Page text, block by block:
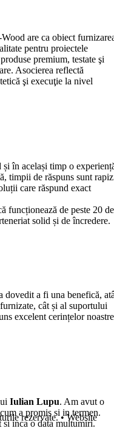
are ca obiect
pentru proiectele
premium, testate şi
Asocierea reflectă
şi execuţie la nivel
în același timp o
timpii de răspuns sunt
care răspund exact
funcționează de peste 20 de
solid și de încredere.
dovedit a fi una benefică,
cât și al suportului
excelent cerințelor noastre
Iulian Lupu. Am avut o
a promis si in termen.
si inca o data multumiri.
rezervate. • Website